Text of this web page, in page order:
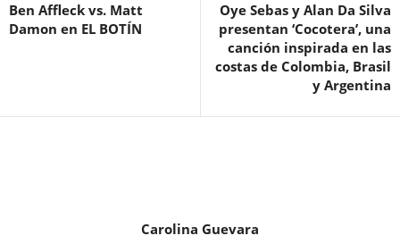
Ben Affleck vs. Matt
Damon en EL BOTÍN
Oye Sebas y Alan Da Silva
presentan ‘Cocotera’, una
canción inspirada en las
costas de Colombia, Brasil
y Argentina
Carolina Guevara